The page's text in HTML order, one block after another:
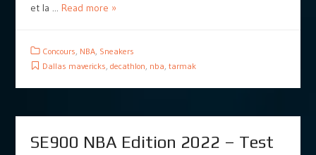
et la ... Read more »
Concours NBA, Sneakers
Dallas mavericks decathlon nba tarmak
SE900 NBA Edition 2022 – Test